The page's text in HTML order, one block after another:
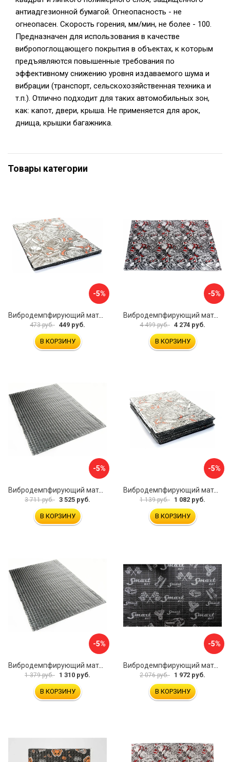
антиадгезионной бумагой. Огнеопасность - не
огнеопасен. Скорость горения, мм/мин, не более - 100.
Предназначен для использования в качестве
вибропоглощающего покрытия в объектах, к которым
предъявляются повышенные требования по
эффективному снижению уровня издаваемого шума и
вибрации (транспорт, сельскохозяйственная техника и
т.п.). Отлично подходит для таких автомобильных зон,
как: капот, двери, крыша. Не применяется для арок,
днища, крышки багажника.
Товары категории
-5%
Вибродемпфирующий материал Dreamcar Base 2 33x25 см DC-000-0926988P1393
473 руб. 449 руб.
В КОРЗИНУ
-5%
Вибродемпфирующий материал Dreamcar DC-2M0-S070050P7
4 499 руб. 4 274 руб.
В КОРЗИНУ
-5%
Вибродемпфирующий материал Dreamcar Noname 2 N6-2M0-S070050P1080
3 711 руб. 3 525 руб.
В КОРЗИНУ
-5%
Вибродемпфирующий материал Dreamcar Base 2 33x25 см DC-000-0926988P1395
1 139 руб. 1 082 руб.
В КОРЗИНУ
-5%
Вибродемпфирующий материал Dreamcar Noname 2 N6-2M0-S070050P1078
1 379 руб. 1 310 руб.
В КОРЗИНУ
-5%
Вибродемпфирующий материал STP Smartmat black 30 54533
2 076 руб. 1 972 руб.
В КОРЗИНУ